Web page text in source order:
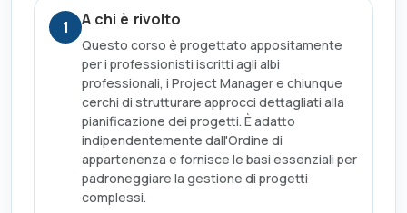
1 A chi è rivolto
Questo corso è progettato appositamente
per i professionisti iscritti agli albi
professionali, i Project Manager e chiunque
cerchi di strutturare approcci dettagliati alla
pianificazione dei progetti. È adatto
indipendentemente dall'Ordine di
appartenenza e fornisce le basi essenziali per
padroneggiare la gestione di progetti
complessi.